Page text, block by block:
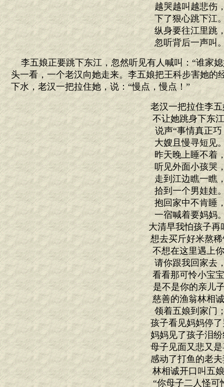
越哭越叫越悲伤
下了狠心跳下江
纵身要往江里跳
忽听背后一声叫
李五娘正要跳下东江，忽然听见有人喊叫：“谁家媳
头一看，一个老汉向她走来。李五娘把王科步害她的
下水，老汉一把拉住她，说：“慢点，慢点！”
老汉一把拉住李五
不让她跳身下东
说声“事情真正巧
大嫂且慢寻短见
昨天晚上睡不着
听见外面小孩哭
走到江边瞧一瞧
拾到一个男娃娃
抱回家中不肯睡
一宿喊着要妈妈
大清早我怕孩子再
想去买斤好米熬稀
不想在这里遇上
请你跟我回家去
看看那可怜小宝
是不是你的亲儿
慈善的渔翁林相
领着五娘到家门
孩子看见妈妈停了
妈妈见了孩子泪纷
母子见面又悲又是
感动了打鱼的老夫
林相诚开口叫五
“你母子二人怪可